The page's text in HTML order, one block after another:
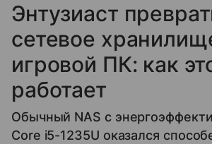
Энтузиаст
сетевое
игровой ПК: как
работает
Обычный NAS с
Core i5-1235U оказался